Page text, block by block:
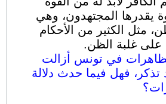
يقدرها المجتهدون، وهي
مثل الكثير من الأحكام
على غلبة الظن.
في تونس أزالت
تذكر، فهل فيما حدث دلالة